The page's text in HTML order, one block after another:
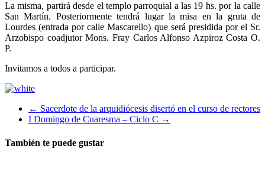
La misma, partirá desde el templo parroquial a las 19 hs. por la calle
San Martín. Posteriormente tendrá lugar la misa en la gruta de
Lourdes (entrada por calle Mascarello) que será presidida por el Sr.
Arzobispo coadjutor Mons. Fray Carlos Alfonso Azpiroz Costa O.
P.
Invitamos a todos a participar.
← Sacerdote de la arquidiócesis disertó en el curso de rectores
I Domingo de Cuaresma – Ciclo C →
También te puede gustar